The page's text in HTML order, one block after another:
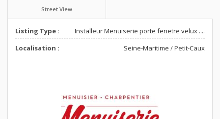
Street View
Listing Type :
Installeur Menuiserie porte fenetre velux ....
Localisation :
Seine-Maritime /Petit-Caux